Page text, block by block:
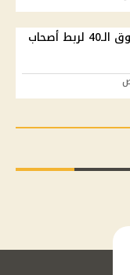
وزارة العمل تعلن مبادرة فوق الـ40 لربط أصحاب